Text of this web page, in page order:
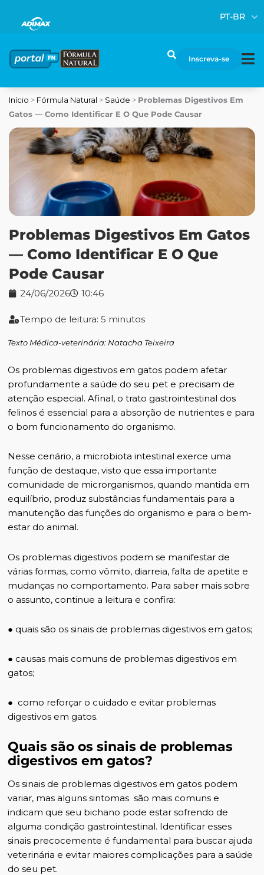
conteúdo
PT-BR
Inscreva-se
Pesquisar
Início > Fórmula Natural > Saúde > Problemas Digestivos Em
Gatos — Como Identificar E O Que Pode Causar
Problemas Digestivos Em Gatos
— Como Identificar E O Que
Pode Causar
24/06/2026 10:46
Tempo de leitura: 5 minutos
Texto Médica-veterinária: Natacha Teixeira
Os problemas digestivos em gatos podem afetar
profundamente a saúde do seu pet e precisam de
atenção especial. Afinal, o trato gastrointestinal dos
felinos é essencial para a absorção de nutrientes e para
o bom funcionamento do organismo.
Nesse cenário, a microbiota intestinal exerce uma
função de destaque, visto que essa importante
comunidade de microrganismos, quando mantida em
equilíbrio, produz substâncias fundamentais para a
manutenção das funções do organismo e para o bem-
estar do animal.
Os problemas digestivos podem se manifestar de
várias formas, como vômito, diarreia, falta de apetite e
mudanças no comportamento. Para saber mais sobre
o assunto, continue a leitura e confira:
● quais são os sinais de problemas digestivos em gatos;
● causas mais comuns de problemas digestivos em
gatos;
● como reforçar o cuidado e evitar problemas
digestivos em gatos.
Quais são os sinais de problemas
digestivos em gatos?
Os sinais de problemas digestivos em gatos podem
variar, mas alguns sintomas são mais comuns e
indicam que seu bichano pode estar sofrendo de
alguma condição gastrointestinal. Identificar esses
sinais precocemente é fundamental para buscar ajuda
veterinária e evitar maiores complicações para a saúde
do seu pet.